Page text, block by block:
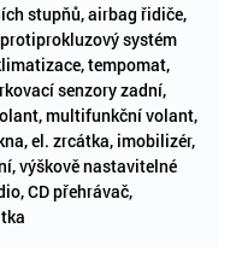
stupňů, airbag řidiče,
systém
tempomat,
senzory zadní,
multifunkční volant,
el. zrcátka, imobilizér,
výškově nastavitelné
CD přehrávač,